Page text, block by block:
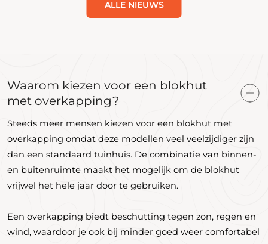
ALLE NIEUWS
Waarom kiezen voor een blokhut
met overkapping?
Steeds meer mensen kiezen voor een blokhut met
overkapping omdat deze modellen veel veelzijdiger zijn
dan een standaard tuinhuis. De combinatie van binnen-
en buitenruimte maakt het mogelijk om de blokhut
vrijwel het hele jaar door te gebruiken.
Een overkapping biedt beschutting tegen zon, regen en
wind, waardoor je ook bij minder goed weer comfortabel